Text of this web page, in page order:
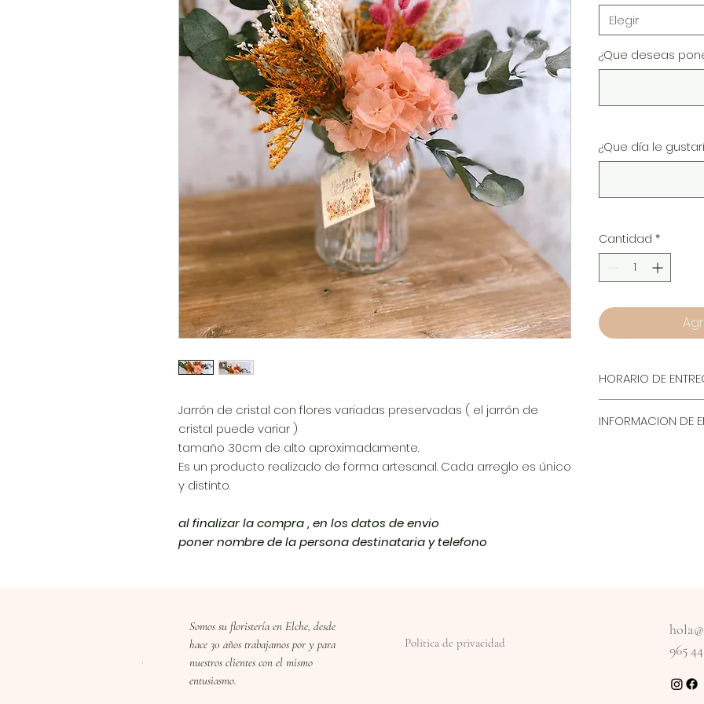
Jarrón de cristal con flores variadas preservadas ( el jarrón de
cristal puede variar )
tamaño 30cm de alto aproximadamente.
Es un producto realizado de forma artesanal. Cada arreglo es único
y distinto.
al finalizar la compra , en los datos de envio
poner nombre de la persona destinataria y telefono
Elegir
¿Que deseas
¿Que día le
Cantidad *
HORARIO DE
de lunes a viernes
INFORMACION DE
Somos su floristería en Elche, desde
hace 30 años trabajamos por y para
nuestros clientes con el mismo
entusiasmo.
Politica de privacidad
965